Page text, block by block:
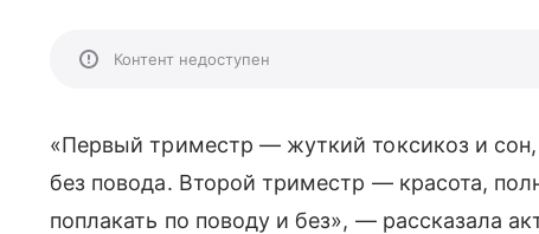
Контент недоступен
«Первый триместр — жуткий токсикоз и
без повода. Второй триместр — красота,
поплакать по поводу и без», — рассказала